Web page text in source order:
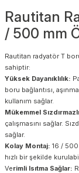
Rautitan
/ 500 mm
Rautitan radyatör T
sahiptir:
Yüksek Dayanıklılık:
boru bağlantısı,
kullanım sağlar.
Mükemmel
çalışmasını sağlar.
sağlar.
Kolay Montaj: 16 /
hızlı bir şekilde
Verimli Isıtma Sağlar: